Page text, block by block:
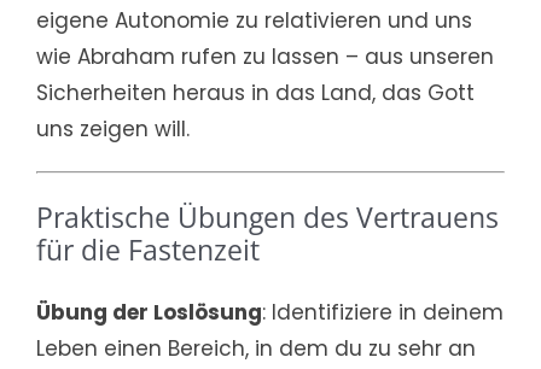
eigene Autonomie zu relativieren und uns
wie Abraham rufen zu lassen – aus unseren
Sicherheiten heraus in das Land, das Gott
uns zeigen will.
Praktische Übungen des Vertrauens
für die Fastenzeit
Übung der Loslösung: Identifiziere in deinem
Leben einen Bereich, in dem du zu sehr an